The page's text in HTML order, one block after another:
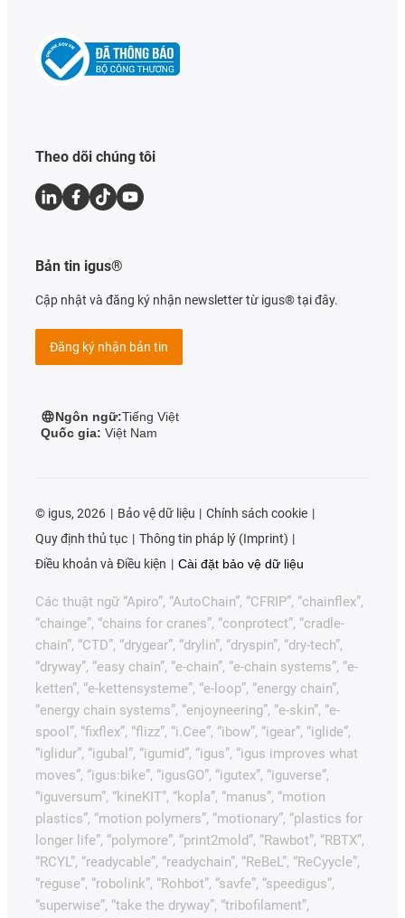
Theo dõi chúng tôi
Bản tin igus®
Cập nhật và đăng ký nhận newsletter từ igus® tại đây.
Đăng ký nhận bản tin
Ngôn ngữ:Tiếng Việt
Quốc gia: Việt Nam
© igus, 2026 Bảo vệ dữ liệu
Chính sách cookie
Quy định thủ tục
Thông tin pháp lý (Imprint)
Điều khoản và Điều kiện
Cài đặt bảo vệ dữ liệu
Các thuật ngữ “Apiro”, “AutoChain”, “CFRIP”, “chainflex”,
“chainge”, “chains for cranes”, “conprotect”, “cradle-
chain”, “CTD”, “drygear”, “drylin”, “dryspin”, “dry-tech”,
“dryway”, “easy chain”, “e-chain”, “e-chain systems”, “e-
ketten”, “e-kettensysteme”, “e-loop”, “energy chain”,
“energy chain systems”, “enjoyneering”, “e-skin”, “e-
spool”, “fixflex”, “flizz”, “i.Cee”, “ibow”, “igear”, “iglide”,
“iglidur”, “igubal”, “igumid”, “igus”, “igus improves what
moves”, “igus:bike”, “igusGO”, “igutex”, “iguverse”,
“iguversum”, “kineKIT”, “kopla”, “manus”, “motion
plastics”, “motion polymers”, “motionary”, “plastics for
longer life”, “polymore”, “print2mold”, “Rawbot”, “RBTX”,
“RCYL”, “readycable”, “readychain”, “ReBeL”, “ReCyycle”,
“reguse”, “robolink”, “Rohbot”, “savfe”, “speedigus”,
“superwise”, “take the dryway”, “tribofilament”,